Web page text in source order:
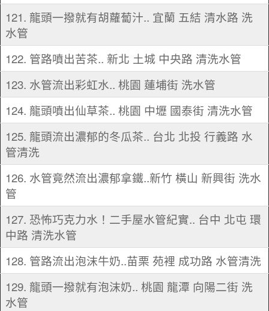
121. 龍頭一撥就有胡蘿蔔汁.. 宜蘭 五結 清水路 洗
水管
122. 管路噴出苦茶.. 新北 土城 中央路 清洗水管
123. 水管流出彩虹水.. 桃園 蓮埔街 洗水管
124. 龍頭噴出仙草茶.. 桃園 中壢 國泰街 清洗水管
125. 龍頭流出濃郁的冬瓜茶.. 台北 北投 行義路 水
管清洗
126. 水管竟然流出濃郁拿鐵..新竹 橫山 新興街 洗水
管
127. 恐怖巧克力水！二手屋水管紀實.. 台中 北屯 環
中路 清洗水管
128. 管路流出泡沫牛奶..苗栗 苑裡 成功路 水管清洗
129. 龍頭一撥就有泡沫奶.. 桃園 龍潭 向陽二街 洗
水管